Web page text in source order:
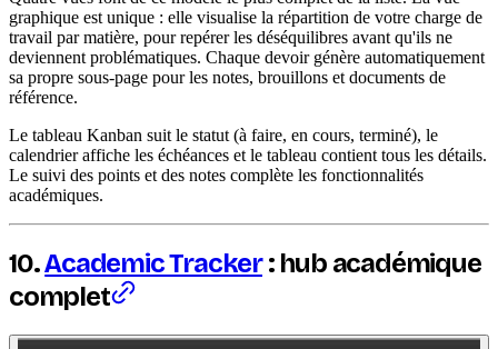
graphique est unique : elle visualise la répartition de votre charge de
travail par matière, pour repérer les déséquilibres avant qu'ils ne
deviennent problématiques. Chaque devoir génère automatiquement
sa propre sous-page pour les notes, brouillons et documents de
référence.
Le tableau Kanban suit le statut (à faire, en cours, terminé), le
calendrier affiche les échéances et le tableau contient tous les détails.
Le suivi des points et des notes complète les fonctionnalités
académiques.
10.Academic Tracker: hub académique
complet